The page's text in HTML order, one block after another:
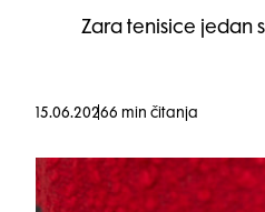
Zara tenisice jedan
15.06.20266 min čitanja